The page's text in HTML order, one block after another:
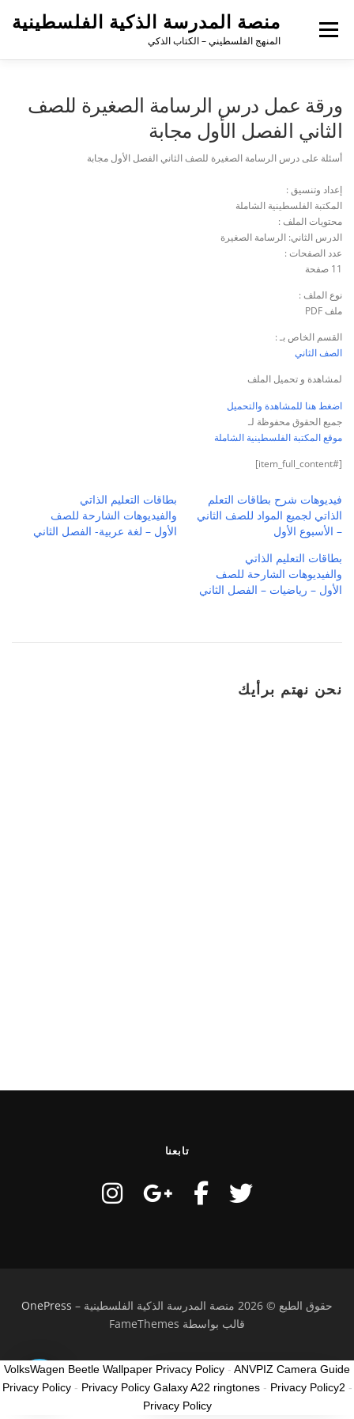
منصة المدرسة الذكية الفلسطينية
المنهج الفلسطيني – الكتاب الذكي
القائمة
ورقة عمل درس الرسامة الصغيرة للصف
الثاني الفصل الأول مجابة
أسئلة على درس الرسامة الصغيرة للصف الثاني الفصل الأول مجابة
إعداد وتنسيق :
المكتبة الفلسطينية الشاملة
محتويات الملف :
الدرس الثاني: الرسامة الصغيرة
عدد الصفحات :
11 صفحة
نوع الملف :
ملف PDF
القسم الخاص بـ :
الصف الثاني
لمشاهدة و تحميل الملف
اضغط هنا للمشاهدة والتحميل
جميع الحقوق محفوظة لـ
موقع المكتبة الفلسطينية الشاملة
[#item_full_content]
فيديوهات شرح بطاقات التعلم
الذاتي لجميع المواد للصف الثاني
– الأسبوع الأول
بطاقات التعليم الذاتي
والفيديوهات الشارحة للصف
الأول – لغة عربية- الفصل الثاني
بطاقات التعليم الذاتي
والفيديوهات الشارحة للصف
الأول – رياضيات – الفصل الثاني
نحن نهتم برأيك
تابعنا
حقوق الطبع © 2026 منصة المدرسة الذكية الفلسطينية –
OnePress
قالب بواسطة FameThemes
How can I help you? كيف ممكن نساعدك؟
VolksWagen Beetle Wallpaper Privacy Policy - ANVPIZ Camera Guide
Privacy Policy- Privacy Policy Galaxy A22 ringtones- Privacy Policy2 -
Privacy Policy